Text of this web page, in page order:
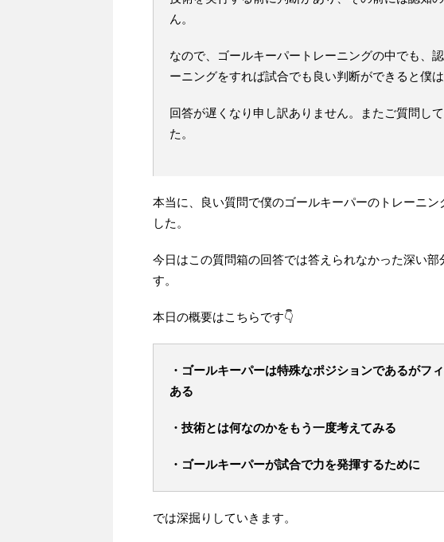
ん。
なので、ゴールキーパートレーニングの中でも
ーニングをすれば試合でも良い判断ができると僕は
回答が遅くなり申し訳ありません。またご質問し
た。
本当に、良い質問で僕のゴールキーパーのトレーニ
した。
今日はこの質問箱の回答では答えられなかった深い
す。
本日の概要はこちらです👇
・ゴールキーパーは特殊なポジションであるがフ
ある
・技術とは何なのかをもう一度考えてみる
・ゴールキーパーが試合で力を発揮するために
では深掘りしていきます。